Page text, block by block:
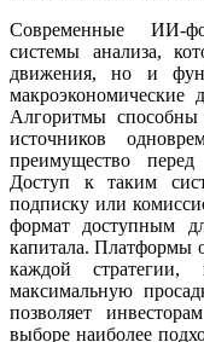
Современные ИИ-
системы анализа,
движения, но и
Алгоритмы
источников
преимущество
Доступ к таким
подписку или
формат доступным
капитала. Платформы
каждой стратегии,
максимальную
позволяет
выборе наиболее